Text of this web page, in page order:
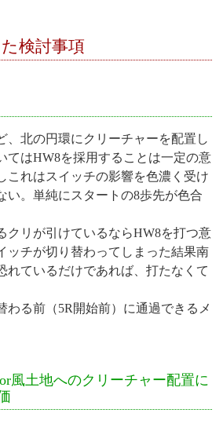
検討事項
、北の円環にクリーチャーを配置し
てはHW8を採用することは一定の意
これはスイッチの影響を色濃く受け
い。単純にスタートの8歩先が色合
クリが引けているならHW8を打つ意
ッチが切り替わってしまった結果南
れているだけであれば、打たなくて
わる前（5R開始前）に通過できるメ
風土地へのクリーチャー配置に